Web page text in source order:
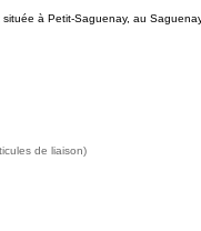
à Petit-Saguenay, au
de liaison)